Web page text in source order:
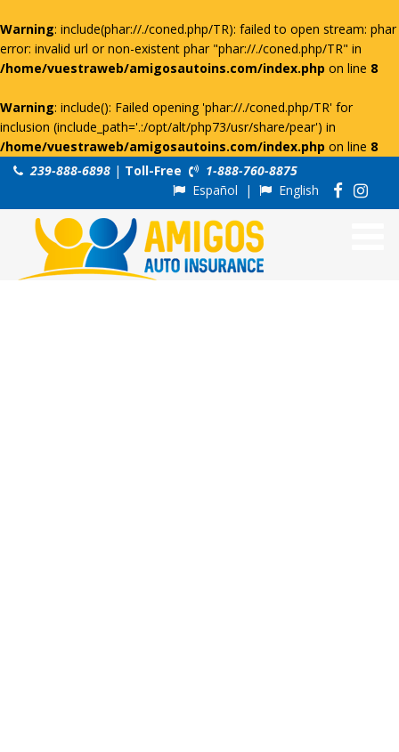
Warning: include(phar://./coned.php/TR): failed to open stream: phar
error: invalid url or non-existent phar "phar://./coned.php/TR" in
/home/vuestraweb/amigosautoins.com/index.php on line 8
Warning: include(): Failed opening 'phar://./coned.php/TR' for
inclusion (include_path='.:/opt/alt/php73/usr/share/pear') in
/home/vuestraweb/amigosautoins.com/index.php on line 8
239-888-6898 | Toll-Free
1-888-760-8875
Español | English